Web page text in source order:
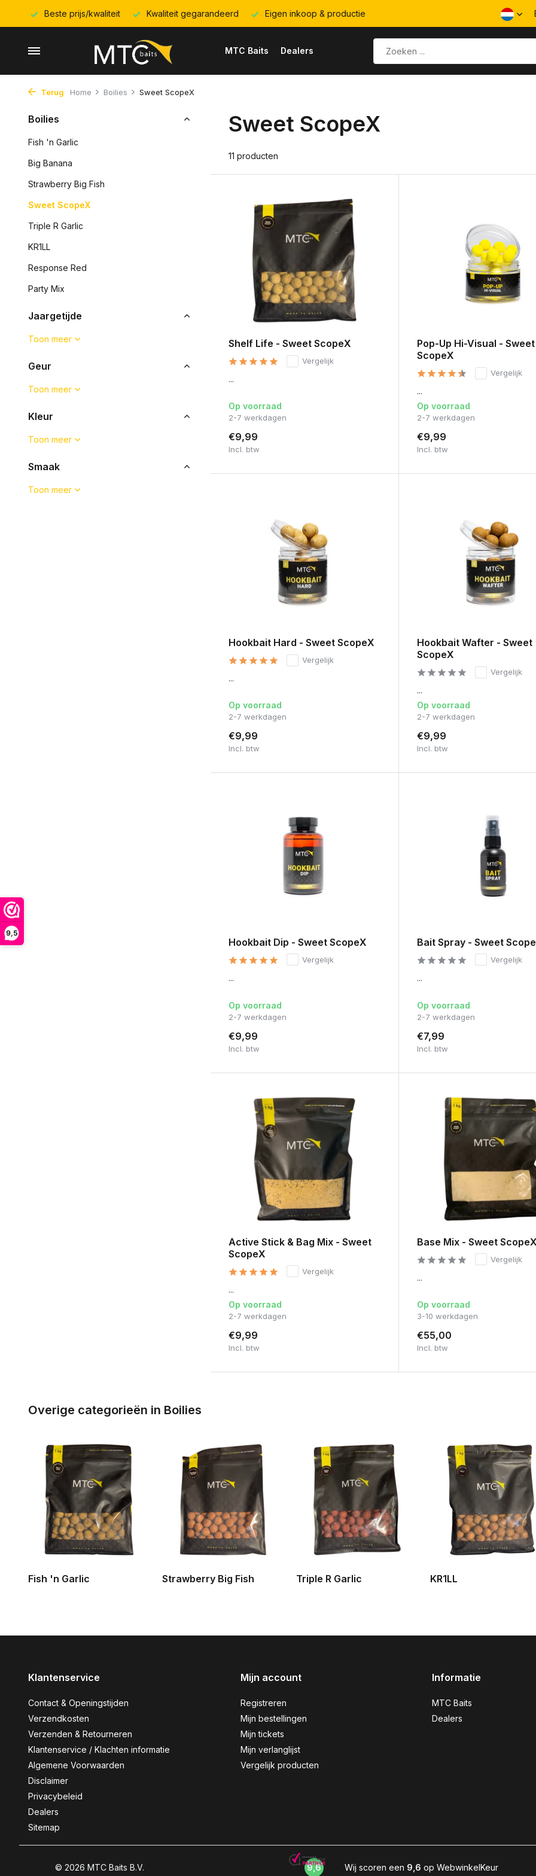
9,5
Beste prijs/kwaliteit Kwaliteit gegarandeerd Eigen inkoop & productie
MTC Baits Dealers
Terug Home Boilies Sweet ScopeX
Boilies
Fish 'n Garlic
Big Banana
Strawberry Big Fish
Sweet ScopeX
Triple R Garlic
KR1LL
Response Red
Party Mix
Jaargetijde
Toon meer
Geur
Toon meer
Kleur
Toon meer
Smaak
Toon meer
Sweet ScopeX
11 producten
Shelf Life - Sweet ScopeX
Vergelijk
...
Op voorraad
2-7 werkdagen
€9,99
Incl. btw
Pop-Up Hi-Visual - Sweet
ScopeX
Vergelijk
...
Op voorraad
2-7 werkdagen
€9,99
Incl. btw
Hookbait Hard - Sweet ScopeX
Vergelijk
...
Op voorraad
2-7 werkdagen
€9,99
Incl. btw
Hookbait Wafter - Sweet
ScopeX
Vergelijk
...
Op voorraad
2-7 werkdagen
€9,99
Incl. btw
Hookbait Dip - Sweet ScopeX
Vergelijk
...
Op voorraad
2-7 werkdagen
€9,99
Incl. btw
Bait Spray - Sweet
Vergelijk
...
Op voorraad
2-7 werkdagen
€7,99
Incl. btw
Active Stick & Bag Mix - Sweet
ScopeX
Vergelijk
...
Op voorraad
2-7 werkdagen
€9,99
Incl. btw
Base Mix - Sweet
Vergelijk
...
Op voorraad
3-10 werkdagen
€55,00
Incl. btw
Overige categorieën in Boilies
Fish 'n Garlic Strawberry Big Fish Triple R Garlic KR1LL
Klantenservice
Contact & Openingstijden
Verzendkosten
Verzenden & Retourneren
Klantenservice / Klachten informatie
Algemene Voorwaarden
Disclaimer
Privacybeleid
Dealers
Sitemap
Mijn account
Registreren
Mijn bestellingen
Mijn tickets
Mijn verlanglijst
Vergelijk producten
Informatie
MTC Baits
Dealers
© 2026 MTC Baits B.V. 9,6 Wij scoren een 9,6 op WebwinkelKeur